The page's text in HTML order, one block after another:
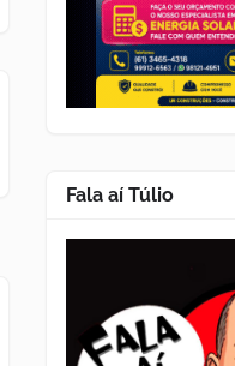
Fala aí Túlio